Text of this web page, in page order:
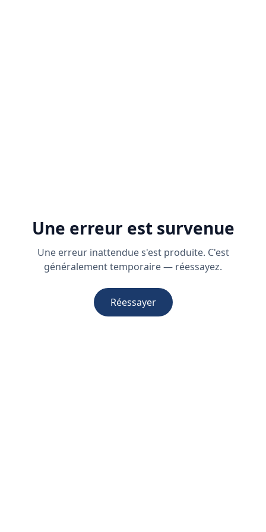
Une erreur est survenue
Une erreur inattendue s'est produite. C'est
généralement temporaire — réessayez.
Réessayer